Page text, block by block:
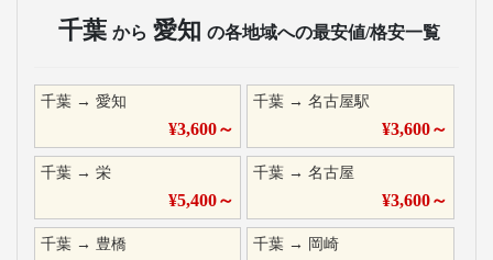
千葉 から 愛知 の各地域への最安値/格安一覧
千葉 → 愛知
¥3,600～
千葉 →名古屋駅
¥3,600～
千葉 → 栄
¥5,400～
千葉 →名古屋
¥3,600～
千葉 → 豊橋 千葉 → 岡崎